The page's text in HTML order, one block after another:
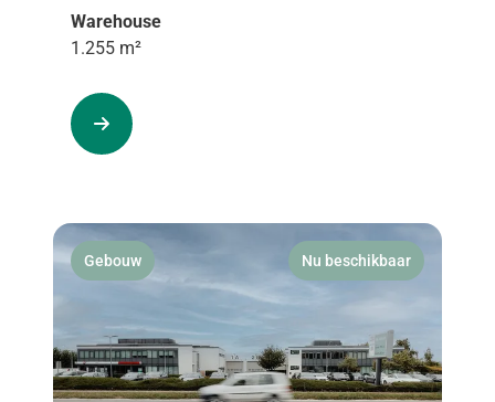
Warehouse
1.255 m²
Gebouw Nu beschikbaar